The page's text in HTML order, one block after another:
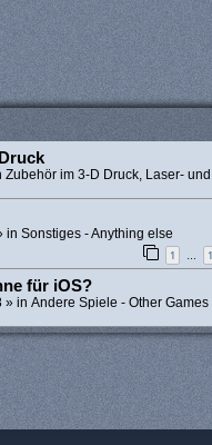
Zubehör im 3-D Druck, Laser-
in Sonstiges - Anything else
1 …
für iOS?
» in Andere Spiele - Other Games